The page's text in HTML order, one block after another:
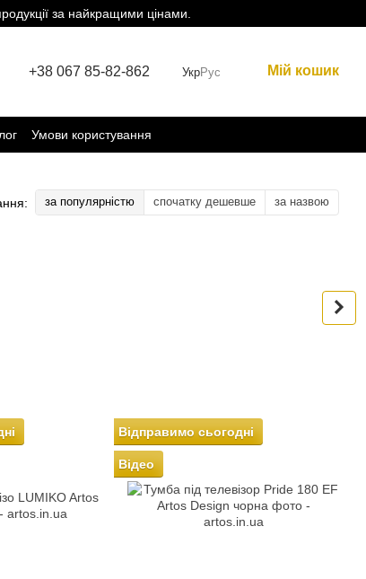
за найкращими цінами.
+38 067 85-82-862 УкрРус Мій кошик
Умови користування
за популярністю спочатку дешевше за назвою
Відправимо сьогодні
Відео